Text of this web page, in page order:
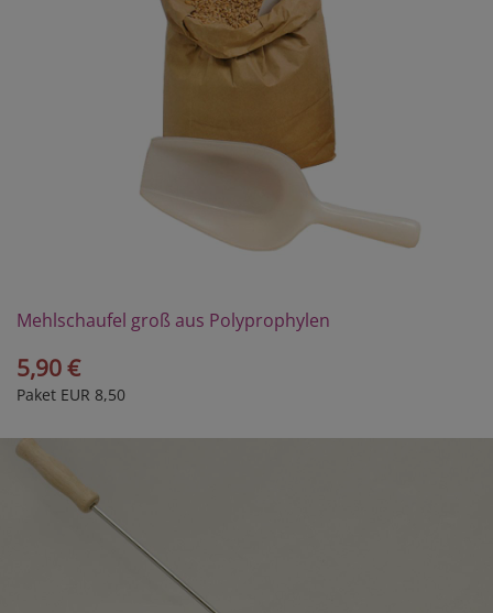
Mehlschaufel groß aus Polyprophylen
5,90 €
Paket EUR 8,50